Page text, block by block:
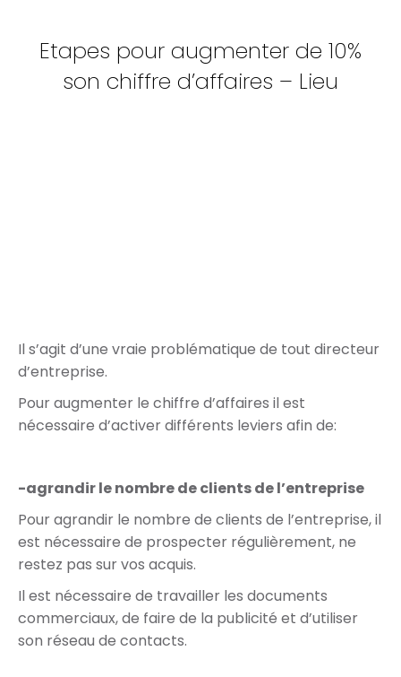
Etapes pour augmenter de 10%
son chiffre d’affaires – Lieu
Il s’agit d’une vraie problématique de tout directeur
d’entreprise.
Pour augmenter le chiffre d’affaires il est
nécessaire d’activer différents leviers afin de:
-agrandir le nombre de clients de l’entreprise
Pour agrandir le nombre de clients de l’entreprise, il
est nécessaire de prospecter régulièrement, ne
restez pas sur vos acquis.
Il est nécessaire de travailler les documents
commerciaux, de faire de la publicité et d’utiliser
son réseau de contacts.